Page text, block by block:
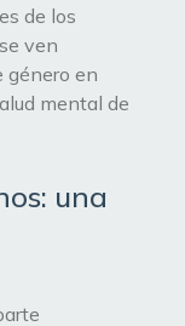
de los
ven
género en
mental de
una